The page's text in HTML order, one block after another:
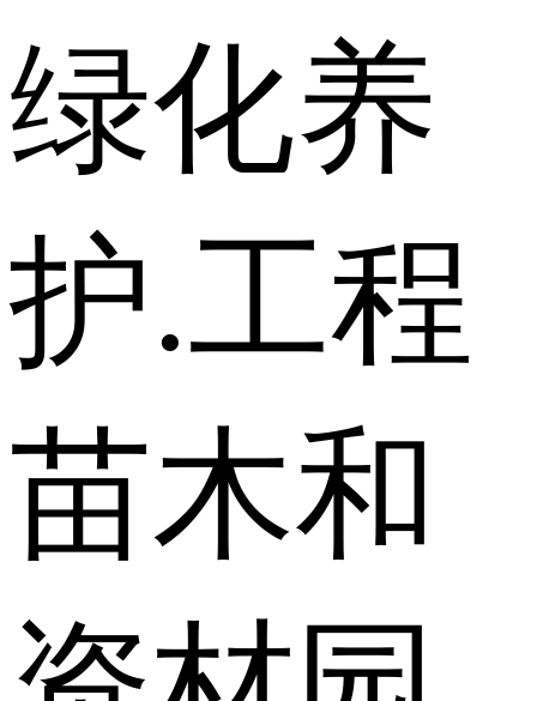
绿化养
护.工程
苗木和